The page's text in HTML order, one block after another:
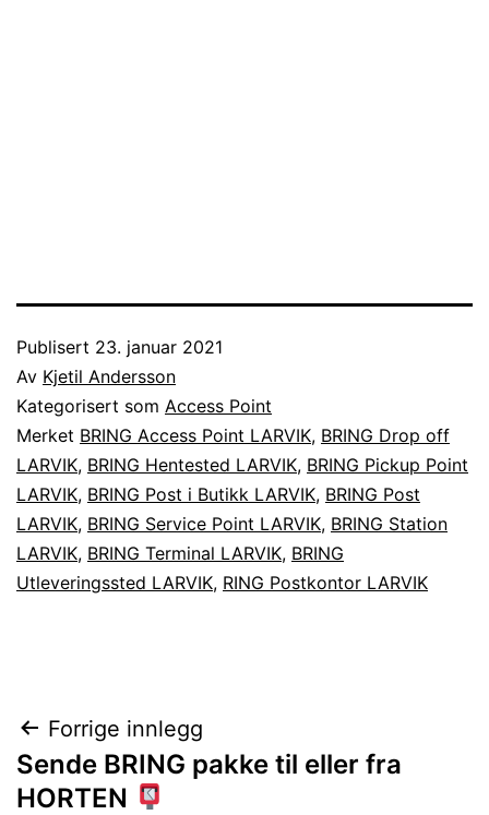
Publisert 23. januar 2021
Av Kjetil Andersson
Kategorisert som Access Point
Merket BRING Access Point LARVIK, BRING Drop off
LARVIK, BRING Hentested LARVIK, BRING Pickup Point
LARVIK, BRING Post i Butikk LARVIK, BRING Post
LARVIK, BRING Service Point LARVIK, BRING Station
LARVIK, BRING Terminal LARVIK, BRING
Utleveringssted LARVIK, RING Postkontor LARVIK
Innleggsnavigasjon
Forrige innlegg
Sende BRING pakke til eller fra
HORTEN